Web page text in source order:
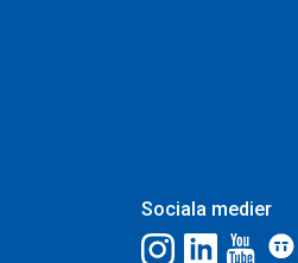
Sociala medier